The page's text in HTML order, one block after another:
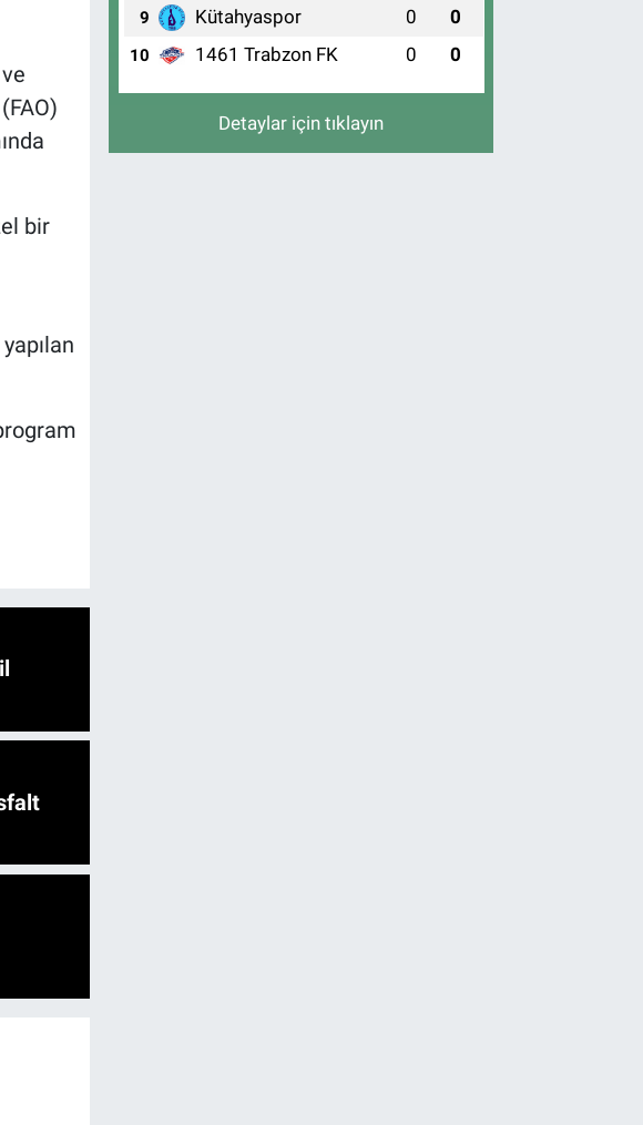
bir
9 Kütahyaspor 0 0
10 1461 Trabzon FK 0 0
Detaylar için tıklayın